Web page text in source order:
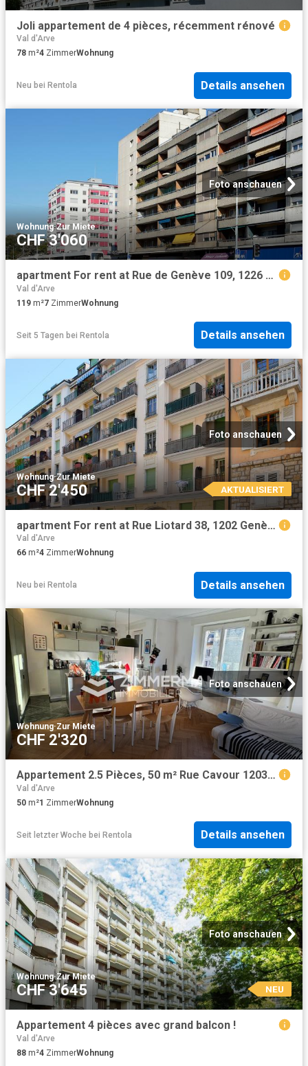
Joli appartement de 4 pièces, récemment rénové
Val d'Arve
78 m²4 ZimmerWohnung
Neu bei Rentola Details ansehen
Foto anschauen
Wohnung·Zur Miete
CHF 3'060
apartment For rent at Rue de Genève 109, 1226 Thônex
Val d'Arve
119 m²7 ZimmerWohnung
Seit 5 Tagen bei Rentola Details ansehen
Foto anschauen
Wohnung·Zur Miete
CHF 2'450 AKTUALISIERT
apartment For rent at Rue Liotard 38, 1202 Genève
Val d'Arve
66 m²4 ZimmerWohnung
Neu bei Rentola Details ansehen
Foto anschauen
Wohnung·Zur Miete
CHF 2'320
Appartement 2.5 Pièces, 50 m² Rue Cavour 1203 Genève
Val d'Arve
50 m²1 ZimmerWohnung
Seit letzter Woche bei Rentola Details ansehen
Foto anschauen
Wohnung·Zur Miete
CHF 3'645 NEU
Appartement 4 pièces avec grand balcon !
Val d'Arve
88 m²4 ZimmerWohnung